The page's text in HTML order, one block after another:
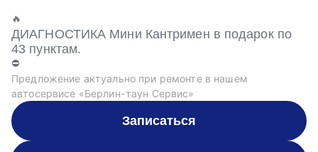
🔥
ДИАГНОСТИКА Мини Кантримен в подарок по
43 пунктам.
⛔
Предложение актуально при ремонте в нашем
автосервисе «Берлин-таун Сервис»
Записаться